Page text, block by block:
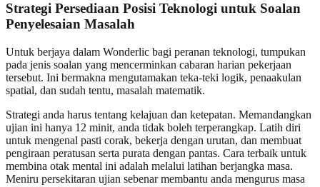
Strategi Persediaan Posisi Teknologi untuk Soalan
Penyelesaian Masalah
Untuk berjaya dalam Wonderlic bagi peranan teknologi, tumpukan
pada jenis soalan yang mencerminkan cabaran harian pekerjaan
tersebut. Ini bermakna mengutamakan teka-teki logik, penaakulan
spatial, dan sudah tentu, masalah matematik.
Strategi anda harus tentang kelajuan dan ketepatan. Memandangkan
ujian ini hanya 12 minit, anda tidak boleh terperangkap. Latih diri
untuk mengenal pasti corak, bekerja dengan urutan, dan membuat
pengiraan peratusan serta purata dengan pantas. Cara terbaik untuk
membina otak mental ini adalah melalui latihan berjangka masa.
Meniru persekitaran ujian sebenar membantu anda mengurus masa